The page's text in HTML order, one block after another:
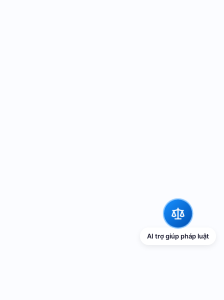
AI trợ giúp pháp luật